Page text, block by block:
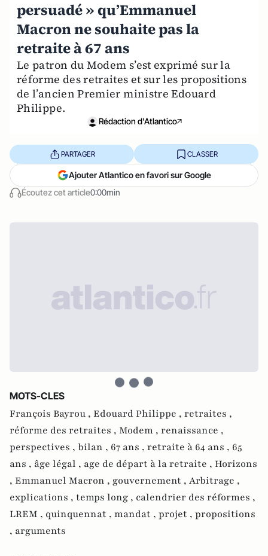
persuadé » qu’Emmanuel
Macron ne souhaite pas la
retraite à 67 ans
Le patron du Modem s’est exprimé sur la
réforme des retraites et sur les propositions
de l’ancien Premier ministre Edouard
Philippe.
Rédaction d'Atlantico
Écoutez cet article0:00min
PARTAGER CLASSER
Ajouter Atlantico en favori sur Google
MOTS-CLES
François Bayrou , Edouard Philippe , retraites ,
réforme des retraites , Modem , renaissance ,
perspectives , bilan , 67 ans , retraite à 64 ans , 65
ans , âge légal , age de départ à la retraite , Horizons
, Emmanuel Macron , gouvernement , Arbitrage ,
explications , temps long , calendrier des réformes ,
LREM , quinquennat , mandat , projet , propositions
, arguments